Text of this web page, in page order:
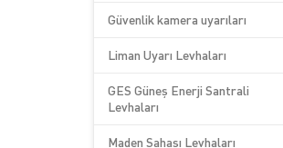
Güvenlik kamera uyarıları
Liman Uyarı Levhaları
GES Güneş Enerji Santrali
Levhaları
Maden Sahası Levhaları